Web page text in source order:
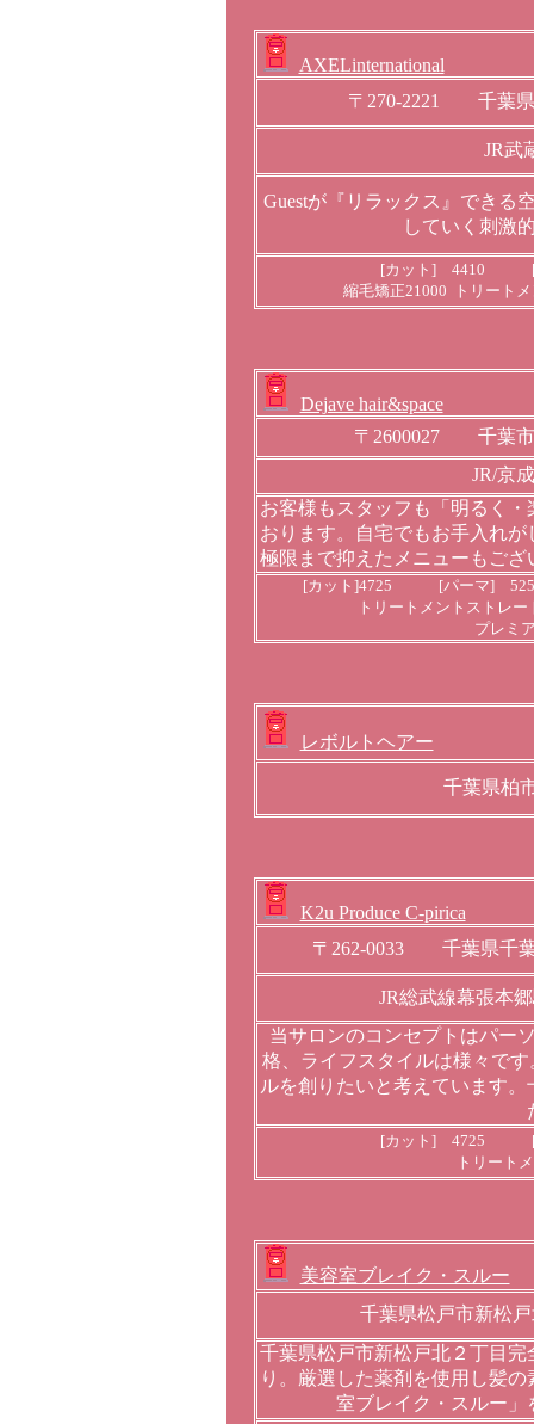
AXELinternational
〒270-2221 千葉県
JR武
Guestが『リラックス』できる
していく刺激
[カット] 4410 [
縮毛矯正21000 トリート
Dejave hair&space
〒2600027 千葉市
JR/京
お客様もスタッフも「明るく
おります。自宅でもお手入れ
極限まで抑えたメニューもご
[カット]4725 [パーマ] 5250
トリートメントストレ
プレミ
レボルトヘアー
千葉県柏
K2u Produce C-pirica
〒262-0033 千葉県千葉
JR総武線幕張本
当サロンのコンセプトはパー
格、ライフスタイルは様々で
ルを創りたいと考えています
[カット] 4725 [
トリート
美容室ブレイク・スルー
千葉県松戸市新松
千葉県松戸市新松戸北２丁目
り。厳選した薬剤を使用し髪
室ブレイク・スルー